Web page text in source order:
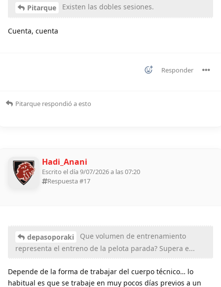
Pitarque Existen las dobles sesiones.
Cuenta, cuenta
Responder
Pitarque respondió a esto
Hadi_Anani
Escrito el día 9/07/2026 a las 07:20
Respuesta #17
depasoporaki
Que volumen de entrenamiento
representa el entreno de la pelota parada? Supera e...
Depende de la forma de trabajar del cuerpo técnico… lo
habitual es que se trabaje en muy pocos días previos a un